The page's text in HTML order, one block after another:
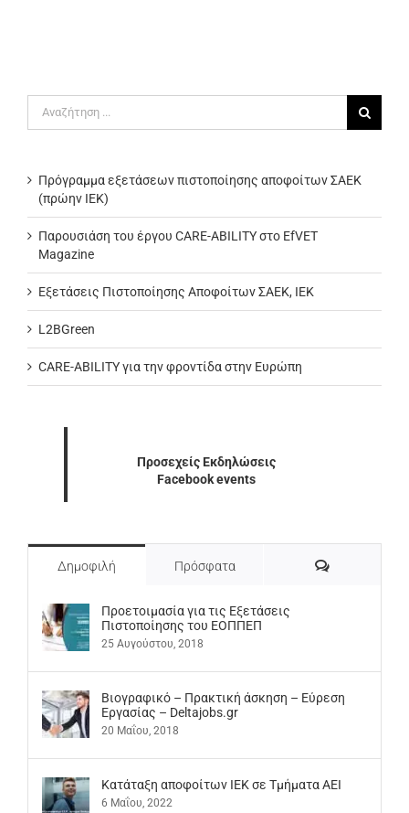
για:
Πρόγραμμα εξετάσεων πιστοποίησης αποφοίτων ΣΑΕΚ
(πρώην ΙΕΚ)
Παρουσιάση του έργου CARE-ABILITY στο EfVET
Magazine
Εξετάσεις Πιστοποίησης Αποφοίτων ΣΑΕΚ, ΙΕΚ
L2BGreen
CARE-ABILITY για την φροντίδα στην Ευρώπη
Προσεχείς Εκδηλώσεις
Facebook events
Δημοφιλή Πρόσφατα Σχόλια
Προετοιμασία για τις Εξετάσεις
Πιστοποίησης του ΕΟΠΠΕΠ
25 Αυγούστου, 2018
Βιογραφικό – Πρακτική άσκηση – Εύρεση
Εργασίας – Deltajobs.gr
20 Μαΐου, 2018
Kατάταξη αποφοίτων ΙΕΚ σε Τμήματα ΑΕΙ
6 Μαΐου, 2022